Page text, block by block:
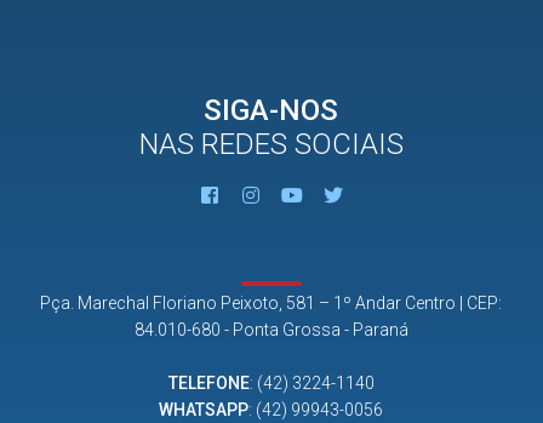
SIGA-NOS
NAS REDES SOCIAIS
Pça. Marechal Floriano Peixoto, 581 – 1º Andar Centro | CEP:
84.010-680 - Ponta Grossa - Paraná
TELEFONE: (42) 3224-1140
WHATSAPP: (42) 99943-0056